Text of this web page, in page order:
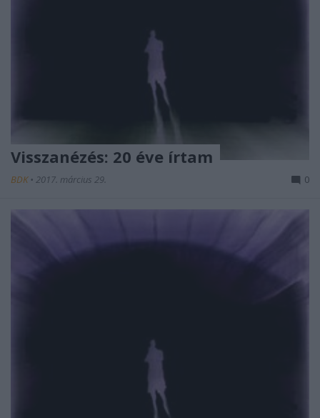
Visszanézés: 20 éve írtam
BDK • 2017. március 29. 0